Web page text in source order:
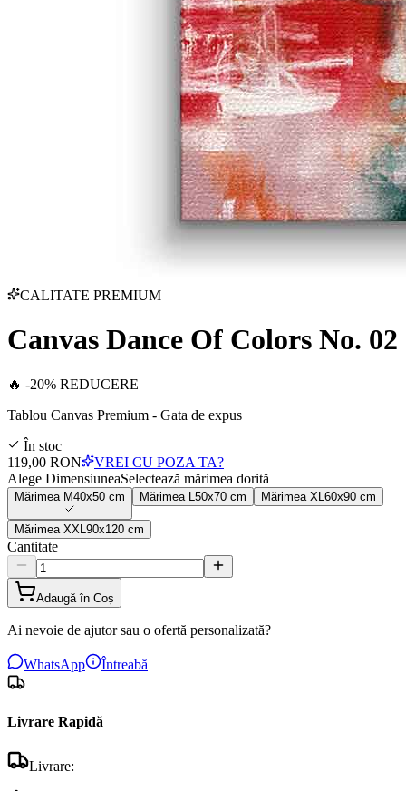
CALITATE PREMIUM
Canvas Dance Of Colors No. 02
🔥 -20% REDUCERE
Tablou Canvas Premium - Gata de expus
În stoc
119,00 RON
VREI CU POZA TA?
Alege DimensiuneaSelectează mărimea dorită
Mărimea M40x50 cm Mărimea 50x70 cm Mărimea XL 60x90 cm
Mărimea XXL 90x120 cm
Cantitate
Adaugă în Coș
Ai nevoie de ajutor sau o ofertă personalizată?
WhatsApp Întreabă
Livrare Rapidă
Livrare: